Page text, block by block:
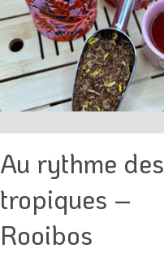
choisies
sur
la
page
du
Au rythme des
tropiques –
Rooibos